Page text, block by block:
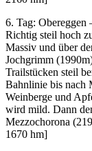
6. Tag: Obereggen
Richtig steil hoch
Massiv und über
Jochgrimm
Trailstücken steil
Bahnlinie bis nach
Weinberge und
wird mild. Dann
Mezzochorona
1670 hm]